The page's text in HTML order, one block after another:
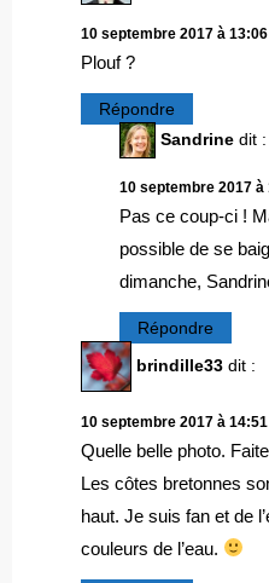
10 septembre 2017 à 13:06
Plouf ?
Répondre
Sandrine dit :
10 septembre 2017 à
Pas ce coup-ci !
possible de se
dimanche,
Répondre
brindille33 dit :
10 septembre 2017 à 14:51
Quelle belle photo.
Les côtes bretonnes
haut. Je suis fan et de
couleurs de l’eau.